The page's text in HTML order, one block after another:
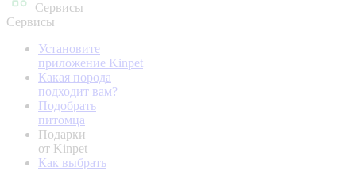
Сервисы
Сервисы
Установите
приложение Kinpet
Какая порода
подходит вам?
Подобрать
питомца
Подарки
от Kinpet
Как выбрать